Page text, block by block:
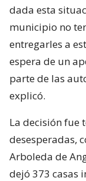
dada esta
municipio no
entregarles a
espera de un
parte de las
explicó.
La decisión fue
desesperadas,
Arboleda de
dejó 373 casas